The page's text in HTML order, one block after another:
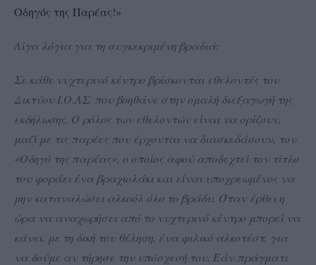
Οδηγός της Παρέας!»
Λίγα λόγια για τη συγκεκριμένη βραδιά:
Σε κάθε νυχτερινό κέντρο βρίσκονται εθελοντές του
Δικτύου Ι.Ο.ΑΣ. που βοηθάνε στην ομαλή διεξαγωγή της
εκδήλωσης. Ο ρόλος των εθελοντών είναι να ορίζουν,
μαζί με τις παρέες που έρχονται να διασκεδάσουν, τον
«Οδηγό της παρέας», ο οποίος αφού αποδεχτεί τον τίτλο
του φοράει ένα βραχιολάκι και είναι υποχρεωμένος να
μην καταναλώσει αλκοόλ όλο το βράδυ. Όταν έρθει η
ώρα να αναχωρήσει από το νυχτερινό κέντρο μπορεί να
κάνει, με τη δική του θέληση, ένα φιλικό αλκοτέστ, για
να δούμε αν τήρησε την υπόσχεσή του. Εάν πράγματι